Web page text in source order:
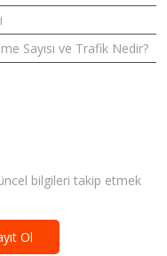
Sayısı ve Trafik Nedir?
bilgileri takip etmek